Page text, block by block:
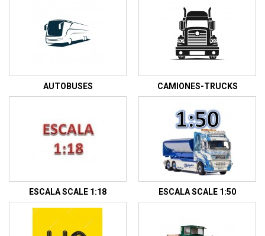
AUTOBUSES CAMIONES-TRUCKS
ESCALA SCALE 1:18 ESCALA SCALE 1:50